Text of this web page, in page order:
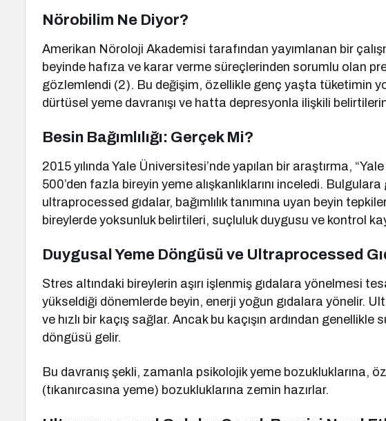
Nörobilim Ne Diyor?
Amerikan Nöroloji Akademisi tarafından yayımlanan bir
beyinde hafıza ve karar verme süreçlerinden sorumlu olan
gözlemlendi (2). Bu değişim, özellikle genç yaşta tüketimin
dürtüsel yeme davranışı ve hatta depresyonla ilişkili
Besin Bağımlılığı: Gerçek Mi?
2015 yılında Yale Üniversitesi’nde yapılan bir araştırma,
500’den fazla bireyin yeme alışkanlıklarını inceledi.
ultraprocessed gıdalar, bağımlılık tanımına uyan beyin
bireylerde yoksunluk belirtileri, suçluluk duygusu ve kontrol
Duygusal Yeme Döngüsü ve Ultraprocessed
Stres altındaki bireylerin aşırı işlenmiş gıdalara yönelmesi
yükseldiği dönemlerde beyin, enerji yoğun gıdalara yönelir.
ve hızlı bir kaçış sağlar. Ancak bu kaçışın ardından
döngüsü gelir.
Bu davranış şekli, zamanla psikolojik yeme bozukluklarına,
(tıkanırcasına yeme) bozukluklarına zemin hazırlar.